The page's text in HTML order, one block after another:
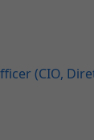
(CIO,